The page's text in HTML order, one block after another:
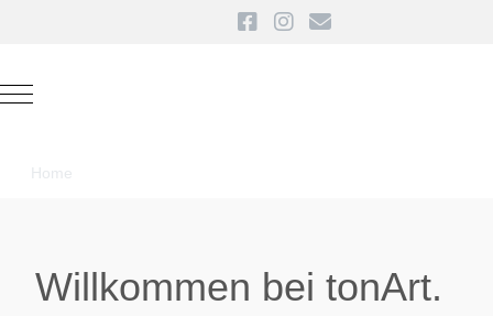
Mobile Menu Toggle
Home
Willkommen bei tonArt.